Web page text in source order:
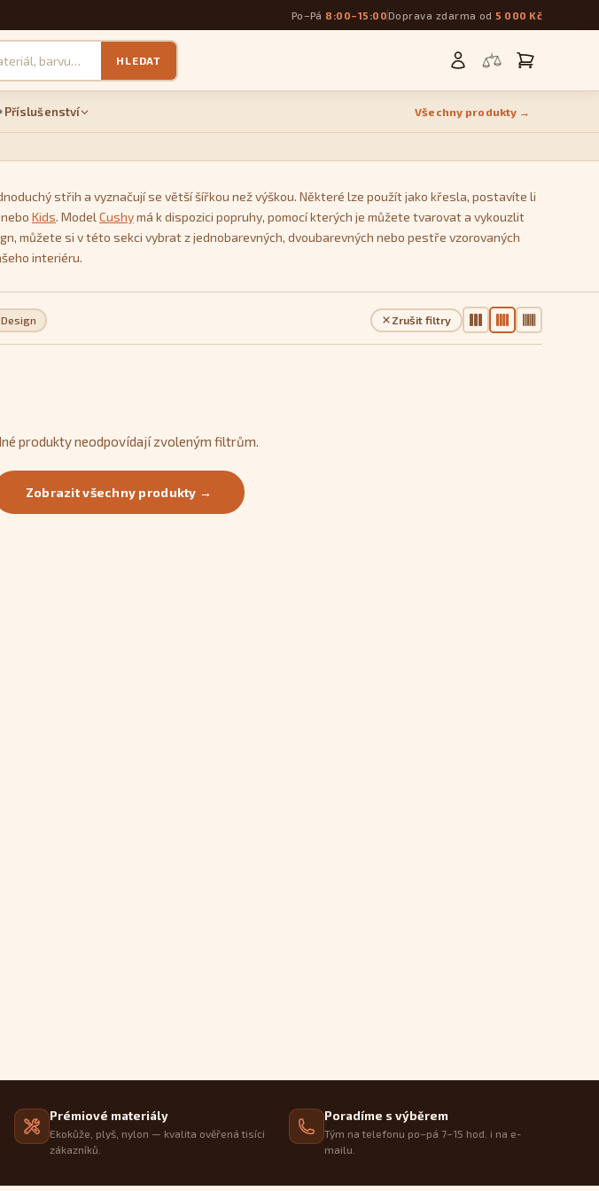
Po–Pá 8:00–15:00Doprava zdarma od 5 000 Kč
HLEDAT
Příslušenství Všechny produkty →
střih a vyznačují se větší šířkou než výškou. Některé lze použít jako křesla, postavíte li
nebo Kids. Model Cushymá k dispozici popruhy, pomocí kterých je můžete tvarovat a vykouzlit
můžete si v této sekci vybrat z jednobarevných, dvoubarevných nebo pestře vzorovaných
interiéru.
Design Zrušit filtry
produkty neodpovídají zvoleným filtrům.
Zobrazit všechny produkty →
Prémiové materiály
Ekokůže, plyš, nylon — kvalita ověřená tisíci
zákazníků.
Poradíme s výběrem
Tým na telefonu po–pá 7–15 hod. i na e-
mailu.